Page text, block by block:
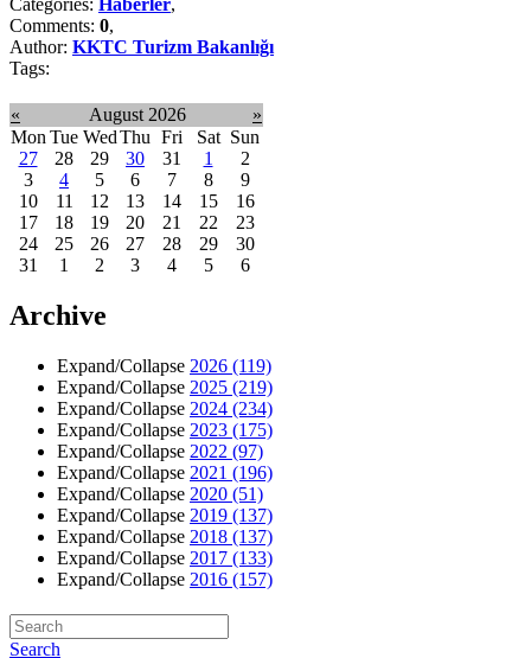
Comments: 0,
Author: KKTC Turizm Bakanlığı
Tags:
« August 2026
»
Mon Tue WedThu Fri Sat Sun
27
28 29 30 31 1
2
3
4 5 6 7 8
9
10
11 12 13 14 15
16
17
18 19 20 21 22
23
24
25 26 27 28 29
30
31
1 2 3 4 5 6
Archive
Expand/Collapse 2026 (119)
Expand/Collapse 2025 (219)
Expand/Collapse 2024 (234)
Expand/Collapse 2023 (175)
Expand/Collapse 2022 (97)
Expand/Collapse 2021 (196)
Expand/Collapse 2020 (51)
Expand/Collapse 2019 (137)
Expand/Collapse 2018 (137)
Expand/Collapse 2017 (133)
Expand/Collapse 2016 (157)
Search